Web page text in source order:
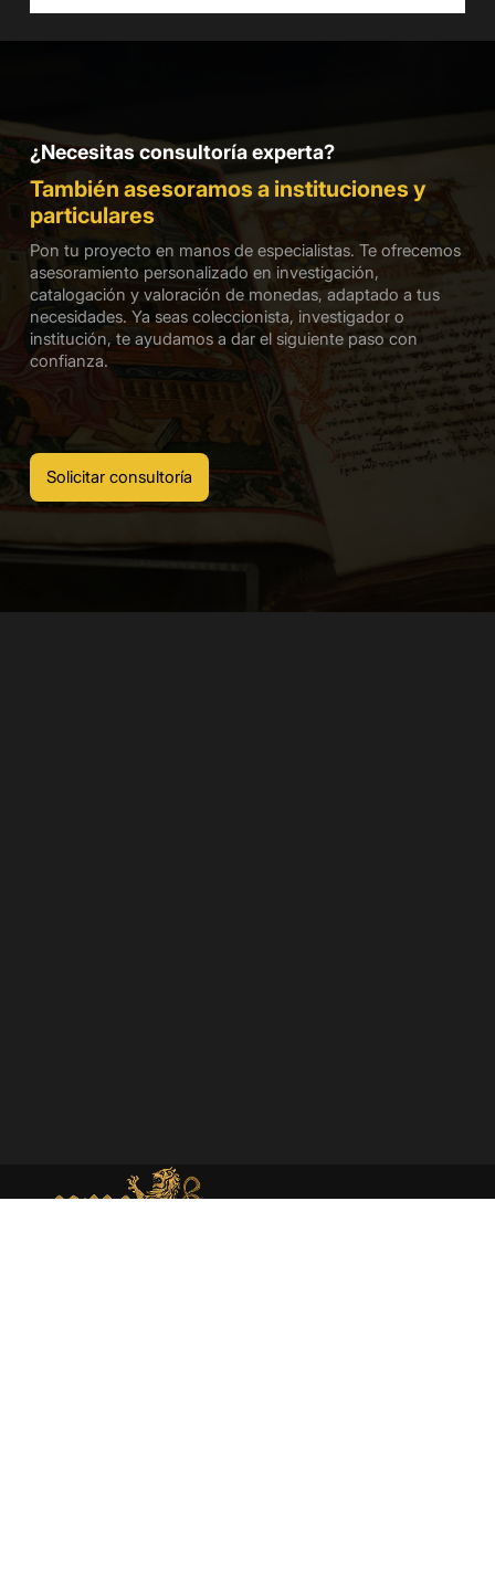
¿Necesitas consultoría experta?
También asesoramos a instituciones y
particulares
Pon tu proyecto en manos de especialistas. Te ofrecemos
asesoramiento personalizado en investigación,
catalogación y valoración de monedas, adaptado a tus
necesidades. Ya seas coleccionista, investigador o
institución, te ayudamos a dar el siguiente paso con
confianza.
Solicitar consultoría